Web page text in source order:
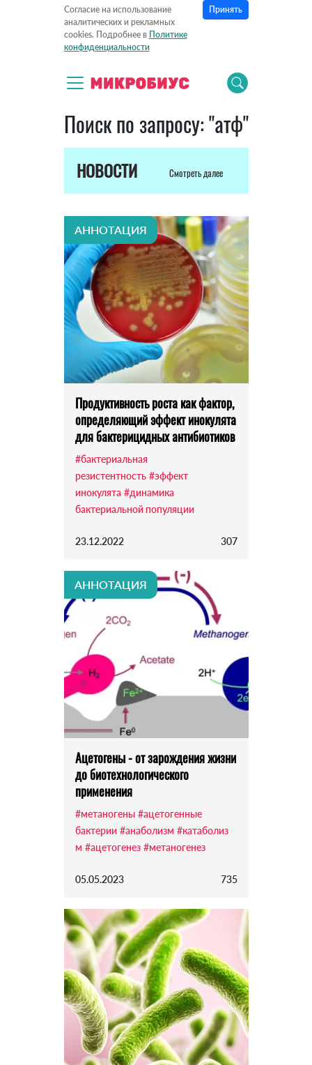
Согласие на использование
аналитических и рекламных
cookies. Подробнее в Политике
конфиденциальности
Принять
Поиск по запросу: "атф"
НОВОСТИ Смотреть далее
АННОТАЦИЯ
Продуктивность роста как фактор,
определяющий эффект инокулята
для бактерицидных антибиотиков
#бактериальная
резистентность #эффект
инокулята #динамика
бактериальной популяции
23.12.2022 307
АННОТАЦИЯ
Ацетогены - от зарождения жизни
до биотехнологического
применения
#метаногены #ацетогенные
бактерии #анаболизм #катаболиз
м #ацетогенез #метаногенез
05.05.2023 735